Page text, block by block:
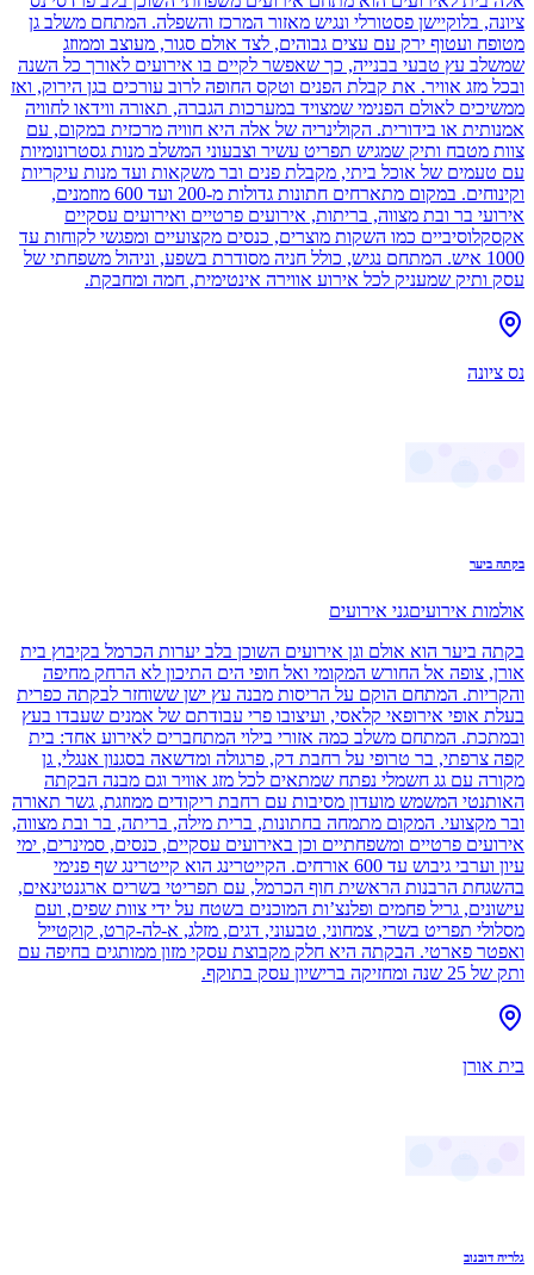
ציונה, בלוקיישן פסטורלי ונגיש מאזור המרכז והשפלה. המתחם משלב גן
מטופח ועטוף ירק עם עצים גבוהים, לצד אולם סגור, מעוצב וממוזג
שמשלב עץ טבעי בבנייה, כך שאפשר לקיים בו אירועים לאורך כל השנה
ובכל מזג אוויר. את קבלת הפנים וטקס החופה לרוב עורכים בגן הירוק, ואז
ממשיכים לאולם הפנימי שמצויד במערכות הגברה, תאורה ווידאו לחוויה
אמנותית או בידורית. הקולינריה של אלה היא חוויה מרכזית במקום, עם
צוות מטבח ותיק שמגיש תפריט עשיר וצבעוני המשלב מנות גסטרונומיות
עם טעמים של אוכל ביתי, מקבלת פנים ובר משקאות ועד מנות עיקריות
וקינוחים. במקום מתארחים חתונות גדולות מ-200 ועד 600 מוזמנים,
אירועי בר ובת מצווה, בריתות, אירועים פרטיים ואירועים עסקיים
אקסקלוסיביים כמו השקות מוצרים, כנסים מקצועיים ומפגשי לקוחות עד
1000 איש. המתחם נגיש, כולל חניה מסודרת בשפע, וניהול משפחתי של
עסק ותיק שמעניק לכל אירוע אווירה אינטימית, חמה ומחבקת.
נס ציונה
בקתה ביער
אולמות אירועיםגני אירועים
בקתה ביער הוא אולם וגן אירועים השוכן בלב יערות הכרמל בקיבוץ בית
אורן, צופה אל החורש המקומי ואל חופי הים התיכון לא הרחק מחיפה
והקריות. המתחם הוקם על הריסות מבנה עץ ישן ששוחזר לבקתה כפרית
בעלת אופי אירופאי קלאסי, ועיצובו פרי עבודתם של אמנים שעבדו בעץ
ובמתכת. המתחם משלב כמה אזורי בילוי המתחברים לאירוע אחד: בית
קפה צרפתי, בר טרופי על רחבת דק, פרגולה ומדשאה בסגנון אנגלי, גן
מקורה עם גג חשמלי נפתח שמתאים לכל מזג אוויר וגם מבנה הבקתה
האותנטי המשמש מועדון מסיבות עם רחבת ריקודים ממוזגת, גשר תאורה
ובר מקצועי. המקום מתמחה בחתונות, ברית מילה, בריתה, בר ובת מצווה,
אירועים פרטיים ומשפחתיים וכן באירועים עסקיים, כנסים, סמינרים, ימי
עיון וערבי גיבוש עד 600 אורחים. הקייטרינג הוא קייטרינג שף פנימי
בהשגחת הרבנות הראשית חוף הכרמל, עם תפריטי בשרים ארגנטינאים,
עישונים, גריל פחמים ופלנצ’ות המוכנים בשטח על ידי צוות שפים, ועם
מסלולי תפריט בשרי, צמחוני, טבעוני, דגים, מזלג, א-לה-קרט, קוקטייל
ואפטר פארטי. הבקתה היא חלק מקבוצת עסקי מזון ממותגים בחיפה עם
ותק של 25 שנה ומחזיקה ברישיון עסק בתוקף.
בית אורן
גלריה דובנוב